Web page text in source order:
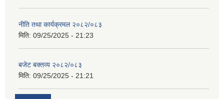
नीति तथा कार्यक्रमल २०८२/०८३
मिति: 09/25/2025 - 21:23
बजेट बक्तव्य २०८२/०८३
मिति: 09/25/2025 - 21:21